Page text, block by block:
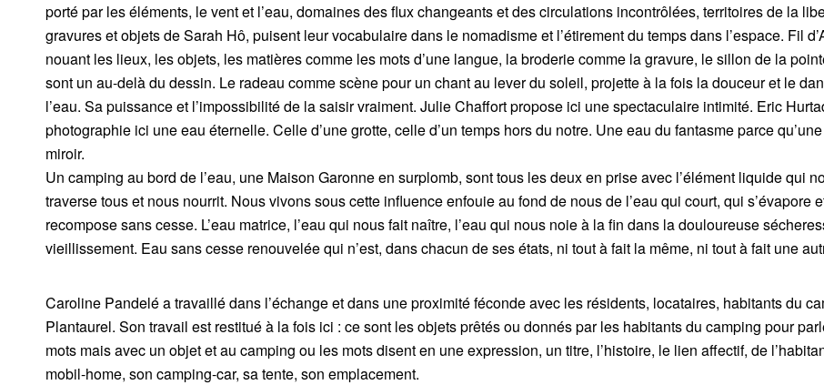
porté par les éléments, le vent et l’eau, domaines des flux changeants et des circulations incontrôlées, territoires de la
gravures et objets de Sarah Hô, puisent leur vocabulaire dans le nomadisme et l’étirement du temps dans l’espace. Fil
nouant les lieux, les objets, les matières comme les mots d’une langue, la broderie comme la gravure, le sillon de la
sont un au-delà du dessin. Le radeau comme scène pour un chant au lever du soleil, projette à la fois la douceur et le
l’eau. Sa puissance et l’impossibilité de la saisir vraiment. Julie Chaffort propose ici une spectaculaire intimité. Eric
photographie ici une eau éternelle. Celle d’une grotte, celle d’un temps hors du notre. Une eau du fantasme parce
miroir.
Un camping au bord de l’eau, une Maison Garonne en surplomb, sont tous les deux en prise avec l’élément liquide qui
traverse tous et nous nourrit. Nous vivons sous cette influence enfouie au fond de nous de l’eau qui court, qui s’évapore
recompose sans cesse. L’eau matrice, l’eau qui nous fait naître, l’eau qui nous noie à la fin dans la douloureuse
vieillissement. Eau sans cesse renouvelée qui n’est, dans chacun de ses états, ni tout à fait la même, ni tout à fait une
Caroline Pandelé a travaillé dans l’échange et dans une proximité féconde avec les résidents, locataires, habitants du
Plantaurel. Son travail est restitué à la fois ici : ce sont les objets prêtés ou donnés par les habitants du camping pour
mots mais avec un objet et au camping ou les mots disent en une expression, un titre, l’histoire, le lien affectif, de
mobil-home, son camping-car, sa tente, son emplacement.